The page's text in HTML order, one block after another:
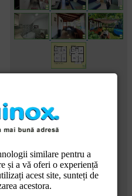
similare pentru a
și a vă oferi o experiență
acest site, sunteți de
acestora.